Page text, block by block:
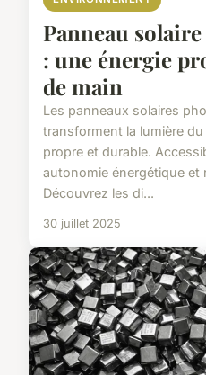
Panneau
: une énergie
de main
Les panneaux solaires
transforment la lumière
propre et durable.
autonomie énergétique et
Découvrez les di...
30 juillet 2025